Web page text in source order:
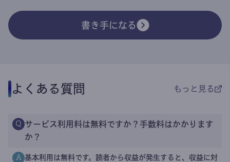
書き手になる
よくある質問 もっと見る
Q サービス利用料は無料ですか？手数料はかかります
か？
A 基本利用は無料です。読者から収益が発生すると、収益に対